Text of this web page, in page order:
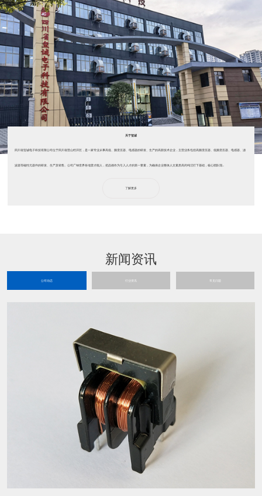
关于玺诚
四川省玺诚电子科技有限公司位于四川省营山经开区，是一家专业从事高低、频变压器、电感器的研发、生产的高新技术企业，主营业务包括高频变压器、低频变压器、电感器、滤
波器等磁性元器件的研发、生产及销售。公司广纳世界各地贤才能人，把品德作为引入人才的第一要素，为确保企业整体人文素质高尚纯洁打下基础，核心团队现...
了解更多
新闻资讯
公司动态 行业资讯 常见问题